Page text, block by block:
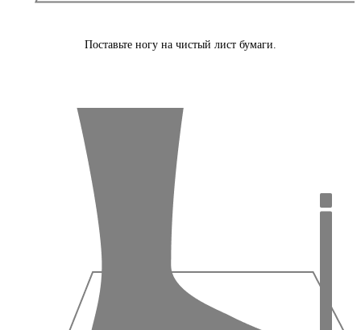
Поставьте ногу на чистый лист бумаги.